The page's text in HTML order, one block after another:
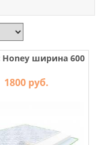
Honey ширина 600
1800 руб.